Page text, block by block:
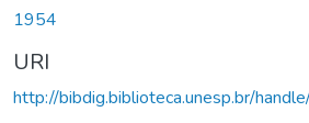
1954
URI
http://bibdig.biblioteca.unesp.br/